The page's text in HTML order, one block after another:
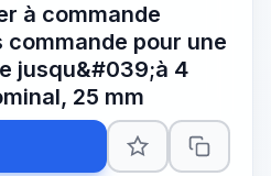
à commande
commande pour une
jusqu&#039;à 4
25 mm